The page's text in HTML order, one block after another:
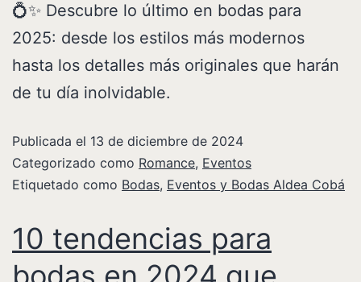
💍✨ Descubre lo último en bodas para
2025: desde los estilos más modernos
hasta los detalles más originales que harán
de tu día inolvidable.
Publicada el 13 de diciembre de 2024
Categorizado como Romance, Eventos
Etiquetado como Bodas, Eventos y Bodas Aldea Cobá
10 tendencias para